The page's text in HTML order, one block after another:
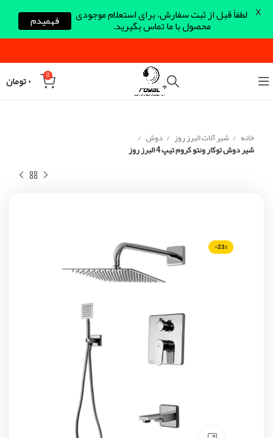
0 ۰تومان
خانه شیر آلات البرز روز دوش
شیر دوش توکار ونتو کروم تیپ 4 البرز روز
-23%
لطفاً قبل از ثبت سفارش، برای استعلام موجودی
محصول با ما تماس بگیرید. فهمیدم X